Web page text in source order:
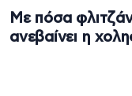
Με πόσα
ανεβαίνει η